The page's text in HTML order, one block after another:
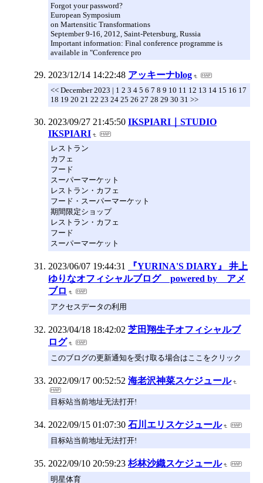
Forgot your password?
European Symposium
on Martensitic Transformations
September 9-16, 2012, Saint-Petersburg, Russia
Important information: Final conference programme is
available in "Conference pro
2023/12/14 14:22:48 アッキーナblog
<< December 2023 | 1 2 3 4 5 6 7 8 9 10 11 12 13 14 15 16 17
18 19 20 21 22 23 24 25 26 27 28 29 30 31 >>
2023/09/27 21:45:50 IKSPIARI｜STUDIO
IKSPIARI
レストラン
カフェ
フード
スーパーマーケット
レストラン・カフェ
フード・スーパーマーケット
期間限定ショップ
レストラン・カフェ
フード
スーパーマーケット
2023/06/07 19:44:31
『YURINA'S DIARY』 井上
ゆりなオフィシャルブログ powered by アメ
ブロ
アクセスデータの利用
2023/04/18 18:42:02 芝田翔生子オフィシャルブ
ログ
このブログの更新通知を受け取る場合はここをクリック
2022/09/17 00:52:52 海老沢神菜スケジュール
目标站当前地址无法打开!
2022/09/15 01:07:30 石川エリスケジュール
目标站当前地址无法打开!
2022/09/10 20:59:23 杉林沙織スケジュール
明星体育